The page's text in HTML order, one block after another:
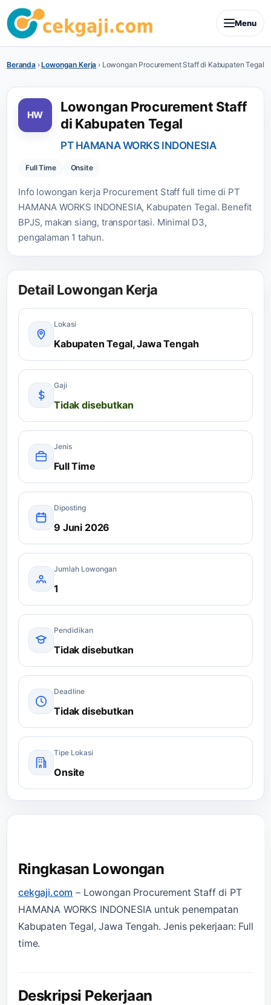
Menu
Beranda›Lowongan Kerja › Lowongan Procurement Staff di Kabupaten Tegal
HW
Lowongan Procurement Staff
di Kabupaten Tegal
PT HAMANA WORKS INDONESIA
Full Time Onsite
Info lowongan kerja Procurement Staff full time di PT
HAMANA WORKS INDONESIA, Kabupaten Tegal. Benefit
BPJS, makan siang, transportasi. Minimal D3,
pengalaman 1 tahun.
Detail Lowongan Kerja
Lokasi
Kabupaten Tegal, Jawa Tengah
Gaji
Tidak disebutkan
Jenis
Full Time
Diposting
9 Juni 2026
Jumlah Lowongan
1
Pendidikan
Tidak disebutkan
Deadline
Tidak disebutkan
Tipe Lokasi
Onsite
Ringkasan Lowongan
cekgaji.com – Lowongan Procurement Staff di PT
HAMANA WORKS INDONESIA untuk penempatan
Kabupaten Tegal, Jawa Tengah. Jenis pekerjaan: Full
time.
Deskripsi Pekerjaan